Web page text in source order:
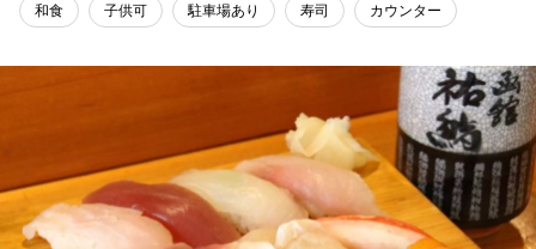
和食 子供可 駐車場あり 寿司 カウンター